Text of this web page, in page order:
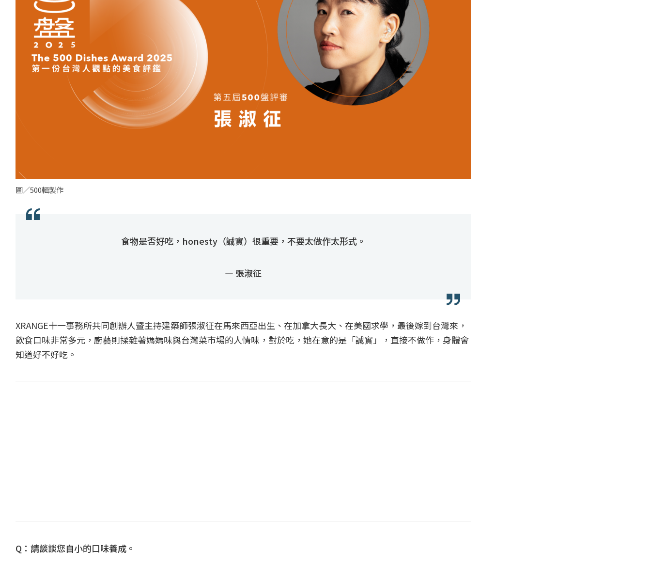
圖／500輯製作
食物是否好吃，honesty（誠實）很重要，不要太做作太形式。
— 張淑征
XRANGE十一事務所共同創辦人暨主持建築師張淑征在馬來西亞出生、在加拿大長大、在美國求學，最後嫁到台灣來，
飲食口味非常多元，廚藝則揉雜著媽媽味與台灣菜市場的人情味，對於吃，她在意的是「誠實」，直接不做作，身體會
知道好不好吃。
Q：請談談您自小的口味養成。